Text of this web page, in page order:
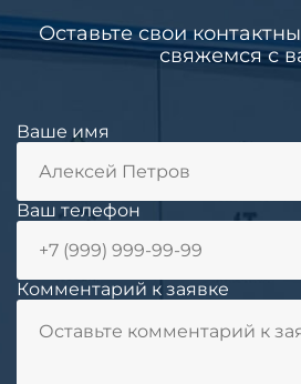
Оставьте свои
свяжемся с
Ваше имя
Ваш телефон
Комментарий к заявке